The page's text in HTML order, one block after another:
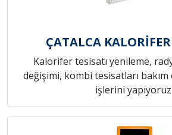
ÇATALCA
Kalorifer tesisatı yenileme,
değişimi, kombi tesisatları
işlerini yapıyoruz